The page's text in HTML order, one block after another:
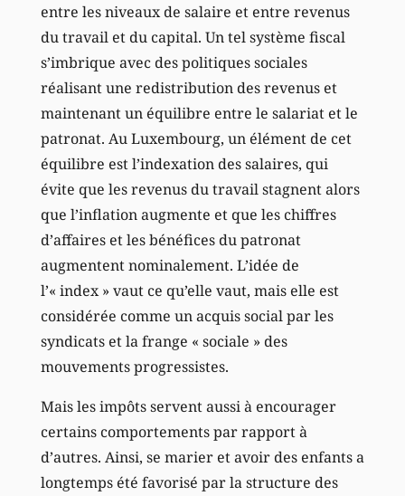
entre les niveaux de salaire et entre revenus
du travail et du capital. Un tel système fiscal
s’imbrique avec des politiques sociales
réalisant une redistribution des revenus et
maintenant un équilibre entre le salariat et le
patronat. Au Luxembourg, un élément de cet
équilibre est l’indexation des salaires, qui
évite que les revenus du travail stagnent alors
que l’inflation augmente et que les chiffres
d’affaires et les bénéfices du patronat
augmentent nominalement. L’idée de
l’« index » vaut ce qu’elle vaut, mais elle est
considérée comme un acquis social par les
syndicats et la frange « sociale » des
mouvements progressistes.
Mais les impôts servent aussi à encourager
certains comportements par rapport à
d’autres. Ainsi, se marier et avoir des enfants a
longtemps été favorisé par la structure des